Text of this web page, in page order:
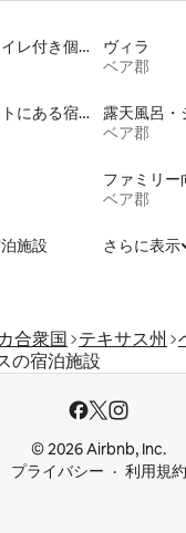
泊まれるバス・トイレ付き個室
ヴィラ
ベア郡
ウォーターフロントにある宿泊施設
ベア郡
ファミリー
ベア郡
施設
さらに表示
合衆国 テキサス州
の宿泊施設
© 2026 Airbnb, Inc.
プライバシー
利用規約